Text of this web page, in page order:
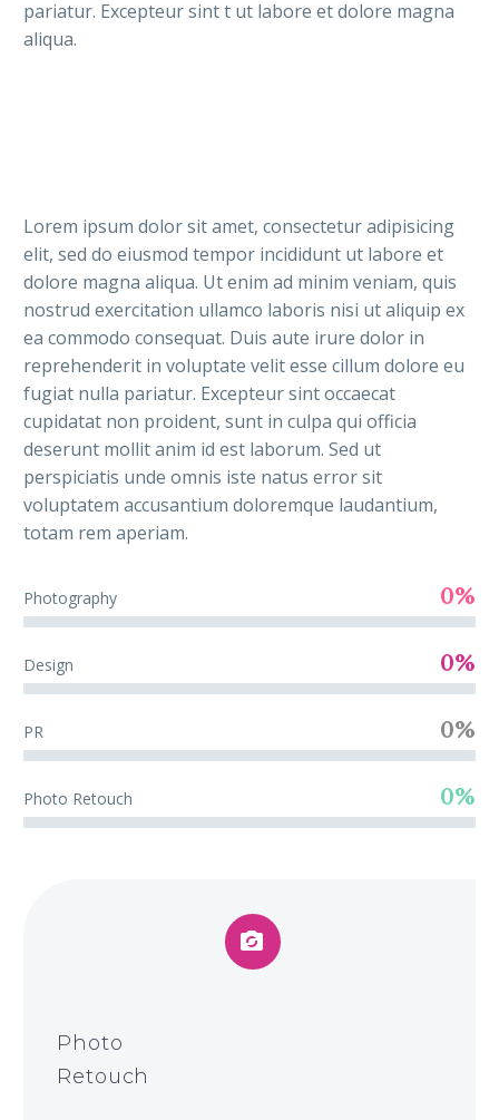
pariatur. Excepteur sint t ut labore et dolore magna
aliqua.
Lorem ipsum dolor sit amet, consectetur adipisicing
elit, sed do eiusmod tempor incididunt ut labore et
dolore magna aliqua. Ut enim ad minim veniam, quis
nostrud exercitation ullamco laboris nisi ut aliquip ex
ea commodo consequat. Duis aute irure dolor in
reprehenderit in voluptate velit esse cillum dolore eu
fugiat nulla pariatur. Excepteur sint occaecat
cupidatat non proident, sunt in culpa qui officia
deserunt mollit anim id est laborum. Sed ut
perspiciatis unde omnis iste natus error sit
voluptatem accusantium doloremque laudantium,
totam rem aperiam.
Photography 0%
Design 0%
PR 0%
Photo Retouch 0%


Photo
Retouch